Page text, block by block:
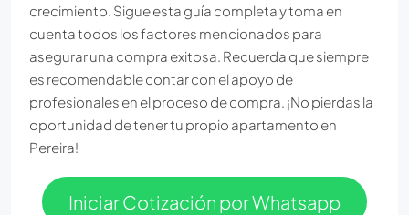
crecimiento. Sigue esta guía completa y toma en
cuenta todos los factores mencionados para
asegurar una compra exitosa. Recuerda que siempre
es recomendable contar con el apoyo de
profesionales en el proceso de compra. ¡No pierdas la
oportunidad de tener tu propio apartamento en
Pereira!
Iniciar Cotización por Whatsapp